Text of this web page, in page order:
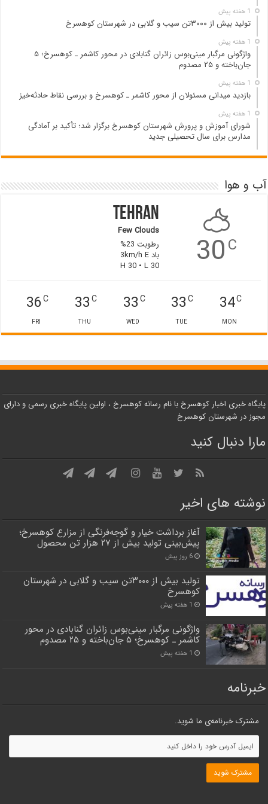
1 هفته پیش
تولید بیش از ۳۰۰۰تن سیب و گلابی در شهرستان کوهسرخ
1 هفته پیش
واژگونی مرگبار مینی‌بوس زائران گنابادی در محور کاشمر ـ کوهسرخ؛ ۵
جان‌باخته و ۲۵ مصدوم
1 هفته پیش
بازدید میدانی مسئولان از محور کاشمر ـ کوهسرخ و بررسی نقاط حادثه‌خیز
1 هفته پیش
شورای آموزش و پرورش شهرستان کوهسرخ برگزار شد؛ تأکید بر آمادگی
مدارس برای سال تحصیلی جدید
آب و هوا
30C
Tehran
Few Clouds
رطوبت 23%
باد 3km/h E
H 30 • L 30
34C
MON
33C
TUE
33C
WED
33C
THU
36C
FRI
پایگاه خبری اخبار کوهسرخ با نام رسانه کوهسرخ ، اولین پایگاه خبری رسمی و دارای
مجوز در شهرستان کوهسرخ
مارا دنبال کنید
نوشته های اخیر
آغاز برداشت خیار و گوجه‌فرنگی از مزارع کوهسرخ؛
پیش‌بینی تولید بیش از ۲۷ هزار تن محصول
6 روز پیش
تولید بیش از ۳۰۰۰تن سیب و گلابی در شهرستان
کوهسرخ
1 هفته پیش
واژگونی مرگبار مینی‌بوس زائران گنابادی در محور
کاشمر ـ کوهسرخ؛ ۵ جان‌باخته و ۲۵ مصدوم
1 هفته پیش
خبرنامه
مشترک خبرنامه‌ی ما شوید.